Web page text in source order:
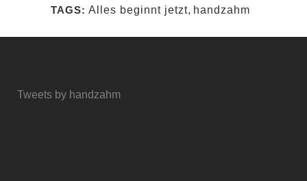
TAGS: Alles beginnt jetzt, handzahm
Tweets by handzahm